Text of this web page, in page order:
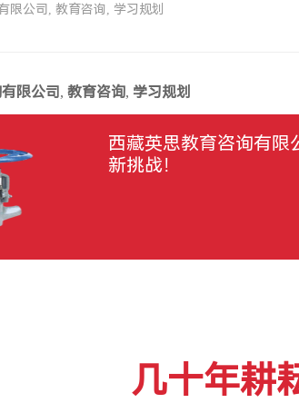
限公司, 教育咨询, 学习规划
限公司, 教育咨询, 学习规划
西藏英思教育咨询有限
新挑战！
几十年耕